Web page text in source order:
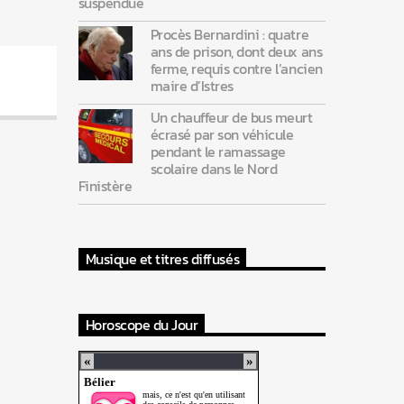
Procès Bernardini : quatre
ans de prison, dont deux ans
ferme, requis contre l’ancien
maire d’Istres
Un chauffeur de bus meurt
écrasé par son véhicule
pendant le ramassage
scolaire dans le Nord
Finistère
Musique et titres diffusés
Horoscope du Jour